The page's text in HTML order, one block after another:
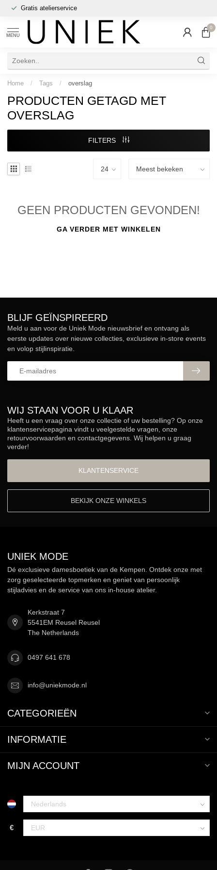
Gratis atelierservice
MENU
0
Home / Tags / overslag
PRODUCTEN GETAGD MET
OVERSLAG
FILTERS
GEEN PRODUCTEN GEVONDEN!
GA VERDER MET WINKELEN
WIJ STAAN VOOR U KLAAR
Heeft u een vraag over onze collectie of uw bestelling? Op onze
klantenservicepagina vindt u veelgestelde vragen, onze
retourvoorwaarden en contactgegevens. Wij helpen u graag
verder!
KLANTENSERVICE
BEKIJK ONZE WINKELS
BLIJF GEÏNSPIREERD
Meld u aan voor de Uniek Mode nieuwsbrief en ontvang als
eerste updates over nieuwe collecties, exclusieve in-store events
en volop stijlinspiratie.
UNIEK MODE
Dé exclusieve damesboetiek van de Kempen. Ontdek onze met
zorg geselecteerde topmerken en geniet van persoonlijk
stijladvies en de service van ons in-house atelier.
Kerkstraat 7
5541EM Reusel Reusel
The Netherlands
0497 641 678
info@uniekmode.nl
CATEGORIEËN
INFORMATIE
MIJN ACCOUNT
€